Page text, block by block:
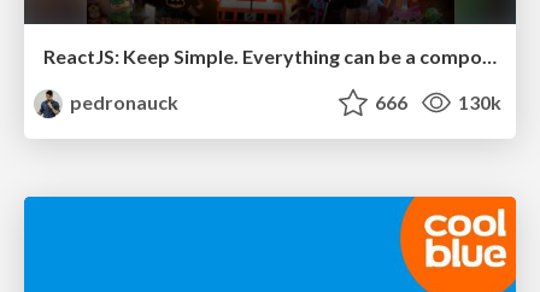
ReactJS: Keep Simple. Everything can be a component!
pedronauck
666 130k